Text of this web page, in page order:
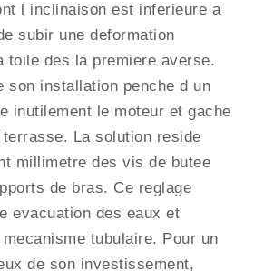
l inclinaison est inferieure a
subir une deformation
toile des la premiere averse.
son installation penche d un
inutilement le moteur et gache
terrasse. La solution reside
millimetre des vis de butee
de bras. Ce reglage
evacuation des eaux et
tubulaire. Pour un
de son investissement,